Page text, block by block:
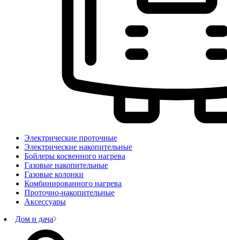
Электрические проточные
Электрические накопительные
Бойлеры косвенного нагрева
Газовые накопительные
Газовые колонки
Комбинированного нагрева
Проточно-накопительные
Аксессуары
Дом и дача